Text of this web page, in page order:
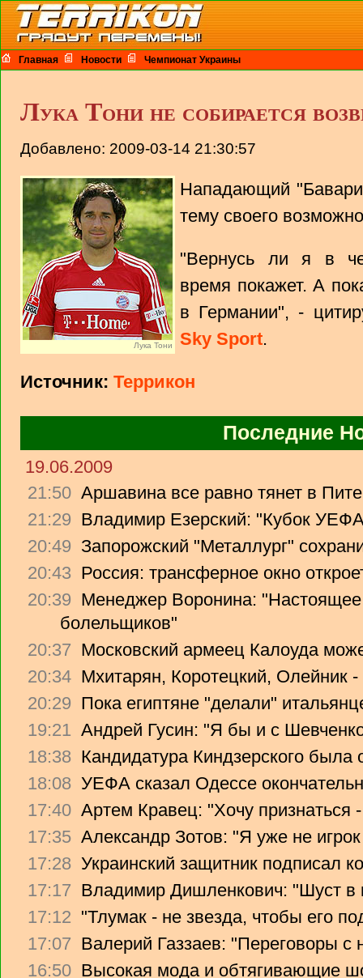
Главная Новости Чемпионат Украины
Лука Тони не собирается
Добавлено: 2009-03-14 21:30:57
Лука Тони
Нападающий
тему своего
"Вернусь ли я в
время покажет. А
в Германии", -
Sky Sport.
Источник: Террикон
Последние
19.06.2009
21:50 Аршавина все равно тянет в
21:29 Владимир Езерский: "Кубок
20:49 Запорожский "Металлург"
20:43 Россия: трансферное окно
20:39 Менеджер Воронина: "Настоящее
болельщиков"
20:37 Московский армеец Калоуда
20:34 Мхитарян, Коротецкий, Олейник -
20:29 Пока египтяне "делали"
19:21 Андрей Гусин: "Я бы и с
18:38 Кандидатура Киндзерского была
18:08 УЕФА сказал Одессе
17:40 Артем Кравец: "Хочу признаться
17:35 Александр Зотов: "Я уже не
17:28 Украинский защитник подписал
17:17 Владимир Дишленкович: "Шуст в
17:12 "Тлумак - не звезда, чтобы его
17:07 Валерий Газзаев: "Переговоры с
16:50 Высокая мода и обтягивающие